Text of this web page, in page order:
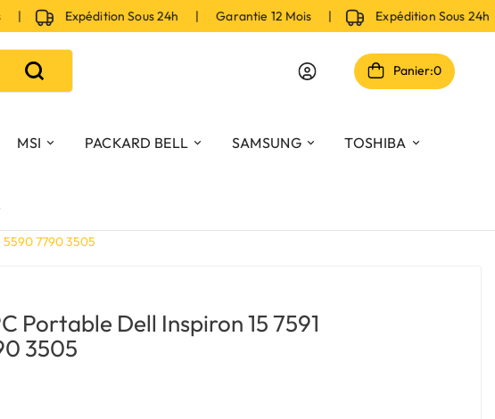
Expédition Sous 24h | Garantie 12 Mois | Expédition Sous 24h
Panier:0
MSI PACKARD BELL SAMSUNG TOSHIBA
5590 7790 3505
Portable Dell Inspiron 15 7591
3505